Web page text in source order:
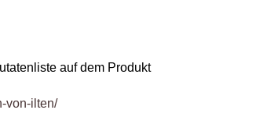
auf dem Produkt
von-ilten/